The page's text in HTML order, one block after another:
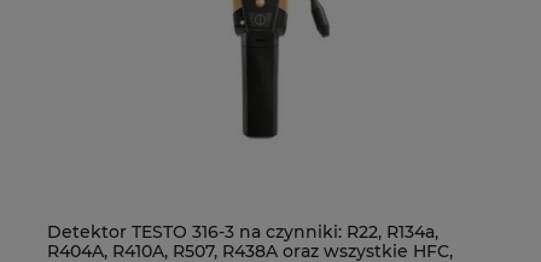
Detektor TESTO 316-3 na czynniki: R22, R134a,
R404A, R410A, R507, R438A oraz wszystkie HFC,